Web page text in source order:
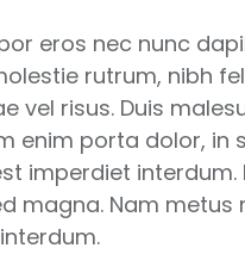
eros nec nunc
rutrum, nibh
risus. Duis
enim porta dolor,
imperdiet
magna. Nam